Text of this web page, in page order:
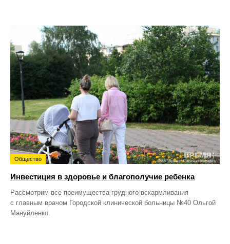
Общество
Инвестиция в здоровье и благополучие ребенка
Рассмотрим все преимущества грудного вскармливания
с главным врачом Городской клинической больницы №40 Ольгой
Мануйленко.